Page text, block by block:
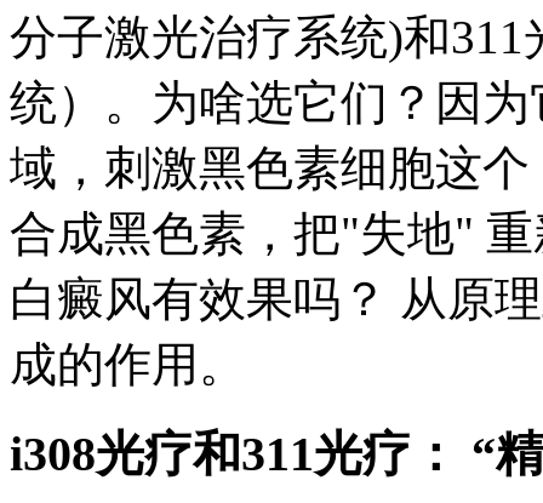
分子激光治疗系统)和
统）。为啥选它们？因
域，刺激黑色素细胞这
合成黑色素，把"失地"
白癜风有效果吗？ 从原
成的作用。
i308光疗和311光疗： “